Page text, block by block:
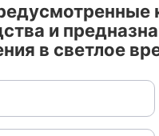
и
в светлое